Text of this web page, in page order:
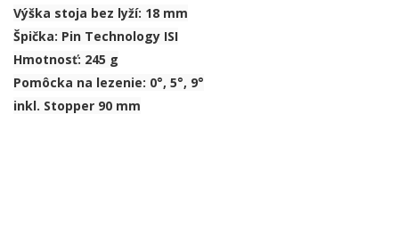
Výška stoja bez lyží: 18 mm
Špička: Pin Technology ISI
Hmotnosť: 245 g
Pomôcka na lezenie: 0°, 5°, 9°
inkl. Stopper 90 mm